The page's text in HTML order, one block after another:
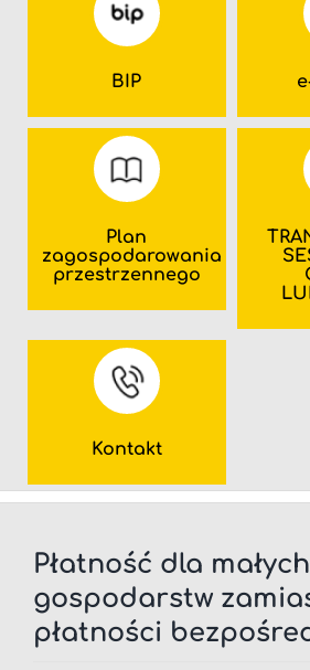
BIP
Plan
zagospodarowania
przestrzennego
Kontakt
Płatność dla małych
gospodarstw
płatności